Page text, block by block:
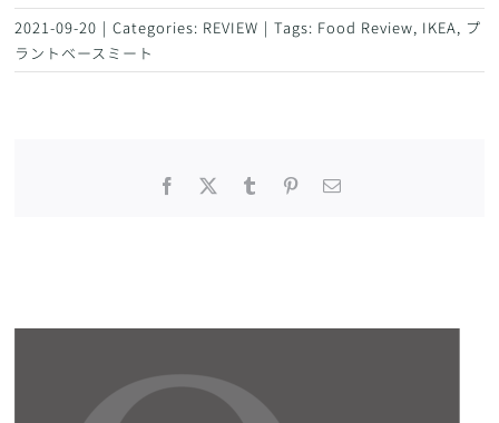
2021-09-20 | Categories: REVIEW | Tags: Food Review, IKEA, プ
ラントベースミート
Facebook TumblrPinterest
電